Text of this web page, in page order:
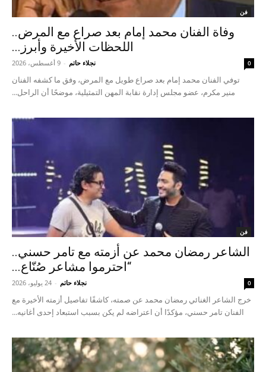
فن
وفاة الفنان محمد إمام بعد صراع مع المرض..
اللحظات الأخيرة وأبرز...
نجلاء حاتم - 9 أغسطس، 2026 0
توفي الفنان محمد إمام بعد صراع طويل مع المرض، وفق ما كشفه الفنان
منير مكرم، عضو مجلس إدارة نقابة المهن التمثيلية، موضحًا أن الراحل...
فن
الشاعر رمضان محمد عن أزمته مع تامر حسني..
“احترموا مشاعر صُنّاع...
نجلاء حاتم - 24 يوليو، 2026 0
خرج الشاعر الغنائي رمضان محمد عن صمته، كاشفًا تفاصيل أزمته الأخيرة مع
الفنان تامر حسني، مؤكدًا أن اعتراضه لم يكن بسبب استبعاد إحدى أغانيه...